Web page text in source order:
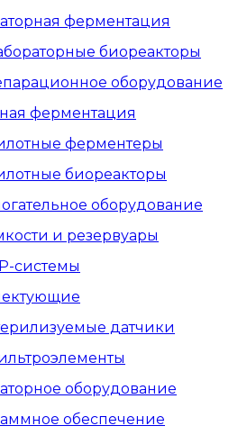
ферментация
биореакторы
оборудование
ферментация
ферментеры
биореакторы
оборудование
и резервуары
системы
датчики
оборудование
обеспечение